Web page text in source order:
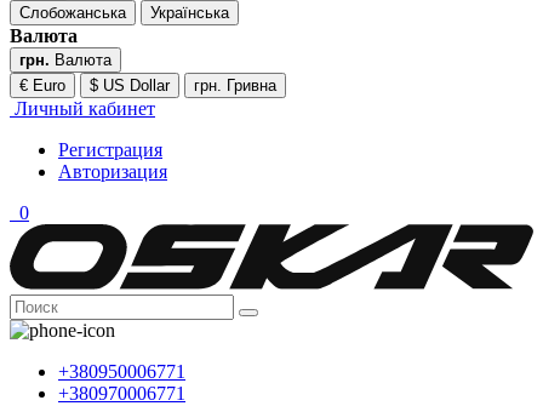
Слобожанська
Українська
Валюта
грн. Валюта
€ Euro
$ US Dollar грн. Гривна
Личный кабинет
Регистрация
Авторизация
0
+380950006771
+380970006771